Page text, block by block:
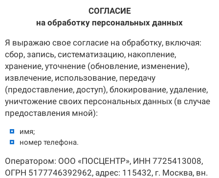
+7 (495) 518-94-41 info@poscenter.ru
СОГЛАСИЕ
на обработку персональных данных
Я выражаю свое согласие на обработку, включая:
сбор, запись, систематизацию, накопление,
хранение, уточнение (обновление, изменение),
извлечение, использование, передачу
(предоставление, доступ), блокирование, удаление,
уничтожение своих персональных данных (в случае
предоставления мной):
имя;
номер телефона.
Оператором: ООО «ПОСЦЕНТР», ИНН 7725413008,
ОГРН 5177746392962, адрес: 115432, г. Москва, вн.